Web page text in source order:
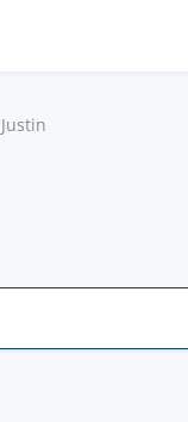
Justin